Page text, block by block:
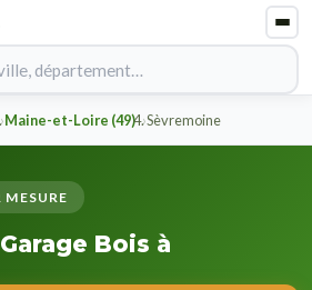
Maine-et-Loire (49) Sèvremoine
MESURE
Bois à